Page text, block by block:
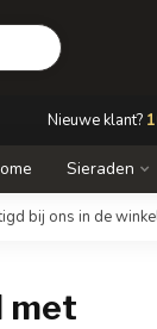
Nieuwe klant?
Sieraden
bij ons in de
met